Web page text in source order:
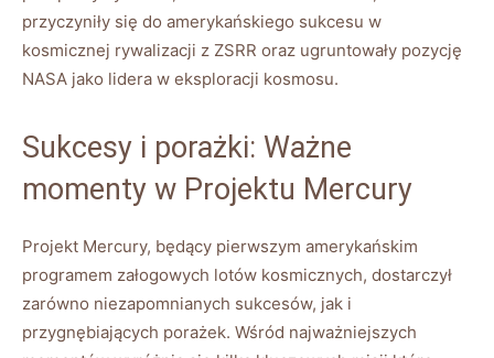
przyczyniły się do amerykańskiego sukcesu w
kosmicznej rywalizacji z ZSRR oraz ugruntowały pozycję
NASA jako lidera w eksploracji kosmosu.
Sukcesy i porażki: Ważne
momenty w Projektu Mercury
Projekt Mercury, będący pierwszym amerykańskim
programem załogowych lotów kosmicznych, dostarczył
zarówno niezapomnianych sukcesów, jak i
przygnębiających porażek. Wśród najważniejszych